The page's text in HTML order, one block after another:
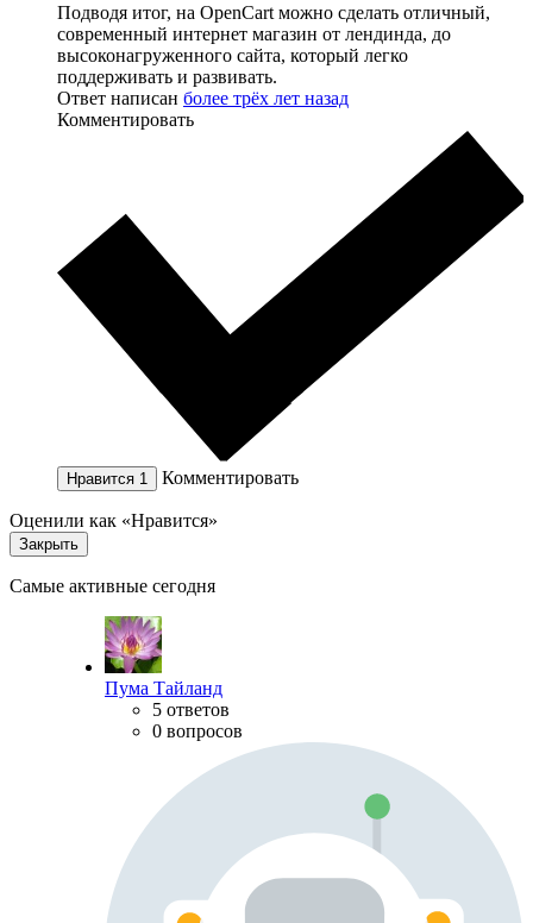
Подводя итог, на OpenCart можно сделать отличный,
современный интернет магазин от лендинда, до
высоконагруженного сайта, который легко
поддерживать и развивать.
Ответ написан более трёх лет назад
Комментировать
Нравится 1 Комментировать
Оценили как «Нравится»
Закрыть
Самые активные сегодня
Пума Тайланд
5 ответов
0 вопросов